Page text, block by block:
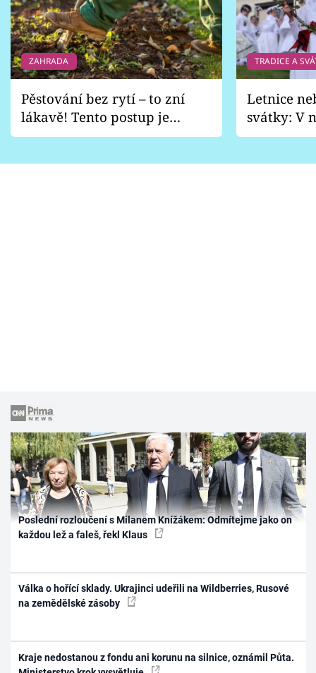
ZAHRADA
Pěstování bez rytí – to zní
lákavě! Tento postup je
vhodný jen pro některé
TRADICE A
Letnice
svátky: V
pondělí
Poslední rozloučení s Milanem Knížákem: Odmítejme jako on
každou lež a faleš, řekl Klaus
Válka o hořící sklady. Ukrajinci udeřili na Wildberries, Rusové
na zemědělské zásoby
Kraje nedostanou z fondu ani korunu na silnice, oznámil Půta.